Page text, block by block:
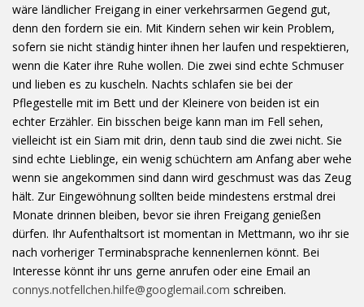
wäre ländlicher Freigang in einer verkehrsarmen Gegend gut,
denn den fordern sie ein. Mit Kindern sehen wir kein Problem,
sofern sie nicht ständig hinter ihnen her laufen und respektieren,
wenn die Kater ihre Ruhe wollen. Die zwei sind echte Schmuser
und lieben es zu kuscheln. Nachts schlafen sie bei der
Pflegestelle mit im Bett und der Kleinere von beiden ist ein
echter Erzähler. Ein bisschen beige kann man im Fell sehen,
vielleicht ist ein Siam mit drin, denn taub sind die zwei nicht. Sie
sind echte Lieblinge, ein wenig schüchtern am Anfang aber wehe
wenn sie angekommen sind dann wird geschmust was das Zeug
hält. Zur Eingewöhnung sollten beide mindestens erstmal drei
Monate drinnen bleiben, bevor sie ihren Freigang genießen
dürfen. Ihr Aufenthaltsort ist momentan in Mettmann, wo ihr sie
nach vorheriger Terminabsprache kennenlernen könnt. Bei
Interesse könnt ihr uns gerne anrufen oder eine Email an
connys.notfellchen.hilfe@googlemail.com schreiben.